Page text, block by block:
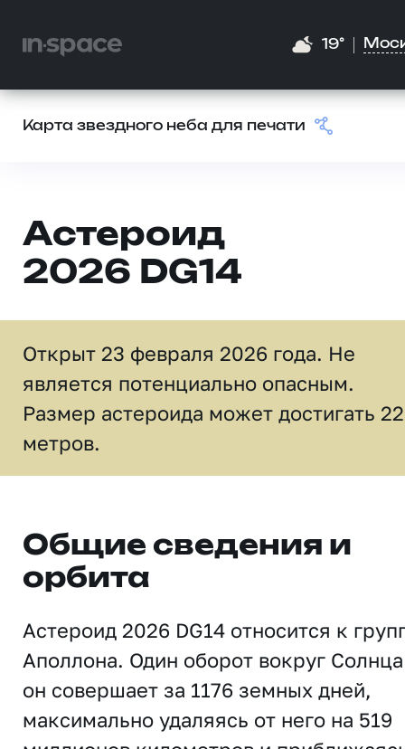
19°
Карта звездного неба для печати
Астероид
2026 DG14
Открыт 23 февраля 2026 года. Не
является потенциально опасным.
Размер астероида может достигать 22
метров.
Общие сведения и
орбита
Астероид 2026 DG14 относится к
Аполлона. Один оборот вокруг Солнца
он совершает за 1176 земных дней,
максимально удаляясь от него на 519